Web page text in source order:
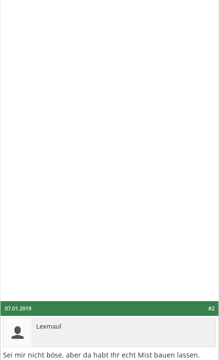
#2
07.01.2019
Lexmaul
Sei mir nicht böse, aber da habt Ihr echt Mist bauen lassen.